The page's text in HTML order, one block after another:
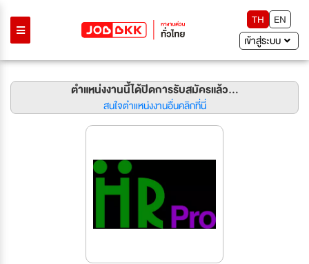
TH
EN
เข้าสู่ระบบ
ตำแหน่งงานนี้ได้ปิดการรับสมัครแล้ว...
สนใจตำแหน่งงานอื่นคลิกที่นี่